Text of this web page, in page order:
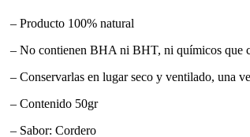
– Producto 100% natural
– No contienen BHA ni BHT, ni químicos que
– Conservarlas en lugar seco y ventilado, una
– Contenido 50gr
– Sabor: Cordero